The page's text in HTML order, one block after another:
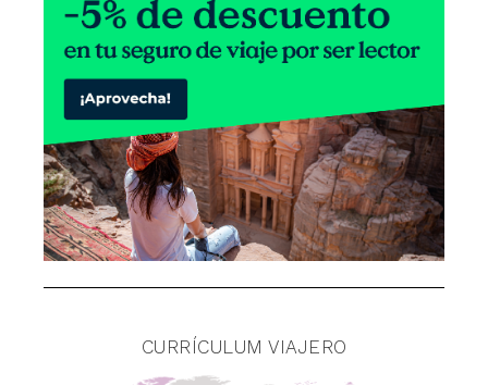
CURRÍCULUM VIAJERO